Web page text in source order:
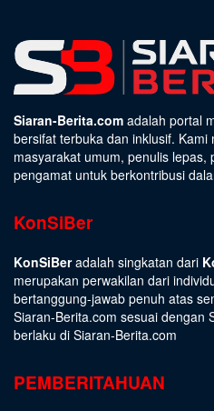
Siaran-Berita.com adalah portal
bersifat terbuka dan inklusif.
masyarakat umum, penulis lepas,
pengamat untuk berkontribusi
KonSiBer
KonSiBeradalah singkatan dari
merupakan perwakilan dari
bertanggung-jawab penuh atas
Siaran-Berita.com sesuai dengan
berlaku di Siaran-Berita.com
PEMBERITAHUAN